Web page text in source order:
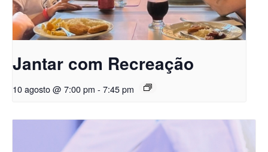
Jantar com Recreação
10 agosto @ 7:00 pm - 7:45 pm